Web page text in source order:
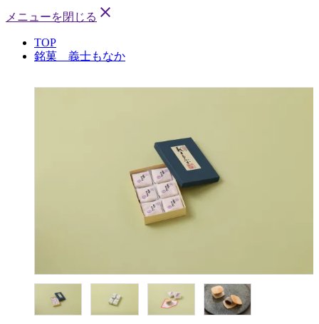
メニューを閉じる close
TOP
銘菓 義士もなか